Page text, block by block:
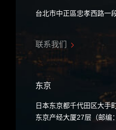
台北市中正區忠孝西路一
联系我们
东京
日本东京都千代田区大手
东京产经大厦27层（邮编